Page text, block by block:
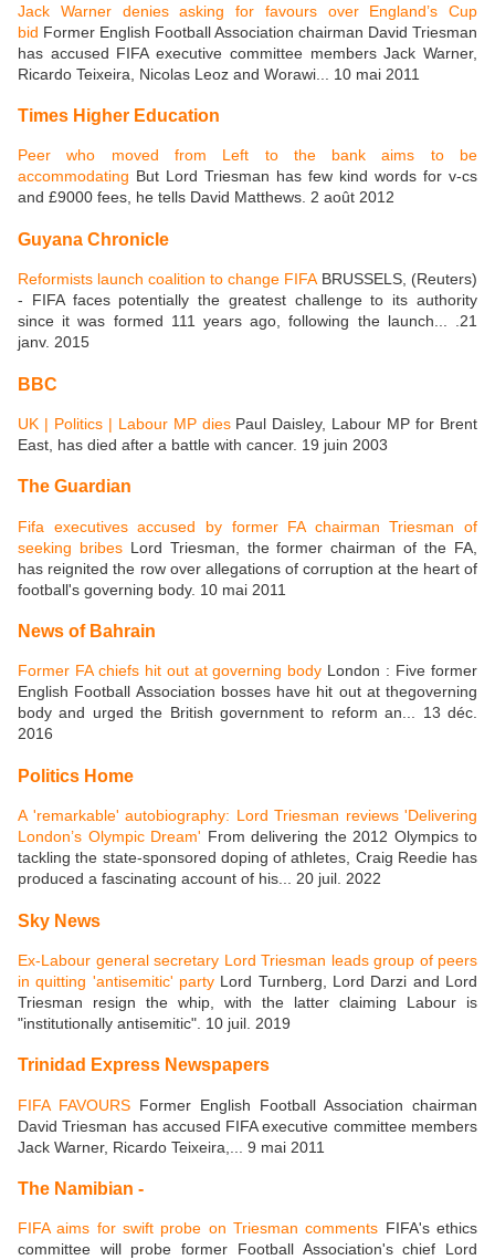
Jack Warner denies asking for favours over England’s Cup
bid Former English Football Association chairman David Triesman
has accused FIFA executive committee members Jack Warner,
Ricardo Teixeira, Nicolas Leoz and Worawi... 10 mai 2011
Times Higher Education
Peer who moved from Left to the bank aims to be
accommodating But Lord Triesman has few kind words for v-cs
and £9000 fees, he tells David Matthews. 2 août 2012
Guyana Chronicle
Reformists launch coalition to change FIFA BRUSSELS, (Reuters)
- FIFA faces potentially the greatest challenge to its authority
since it was formed 111 years ago, following the launch... .21
janv. 2015
BBC
UK | Politics | Labour MP diesPaul Daisley, Labour MP for Brent
East, has died after a battle with cancer. 19 juin 2003
The Guardian
Fifa executives accused by former FA chairman Triesman of
seeking bribesLord Triesman, the former chairman of the FA,
has reignited the row over allegations of corruption at the heart of
football's governing body. 10 mai 2011
News of Bahrain
Former FA chiefs hit out at governing body London : Five former
English Football Association bosses have hit out at thegoverning
body and urged the British government to reform an... 13 déc.
2016
Politics Home
A 'remarkable' autobiography: Lord Triesman reviews 'Delivering
London’s Olympic Dream' From delivering the 2012 Olympics to
tackling the state-sponsored doping of athletes, Craig Reedie has
produced a fascinating account of his... 20 juil. 2022
Sky News
Ex-Labour general secretary Lord Triesman leads group of peers
in quitting 'antisemitic' party Lord Turnberg, Lord Darzi and Lord
Triesman resign the whip, with the latter claiming Labour is
"institutionally antisemitic". 10 juil. 2019
Trinidad Express Newspapers
FIFA FAVOURS Former English Football Association chairman
David Triesman has accused FIFA executive committee members
Jack Warner, Ricardo Teixeira,... 9 mai 2011
The Namibian -
FIFA aims for swift probe on Triesman comments FIFA's ethics
committee will probe former Football Association's chief Lord